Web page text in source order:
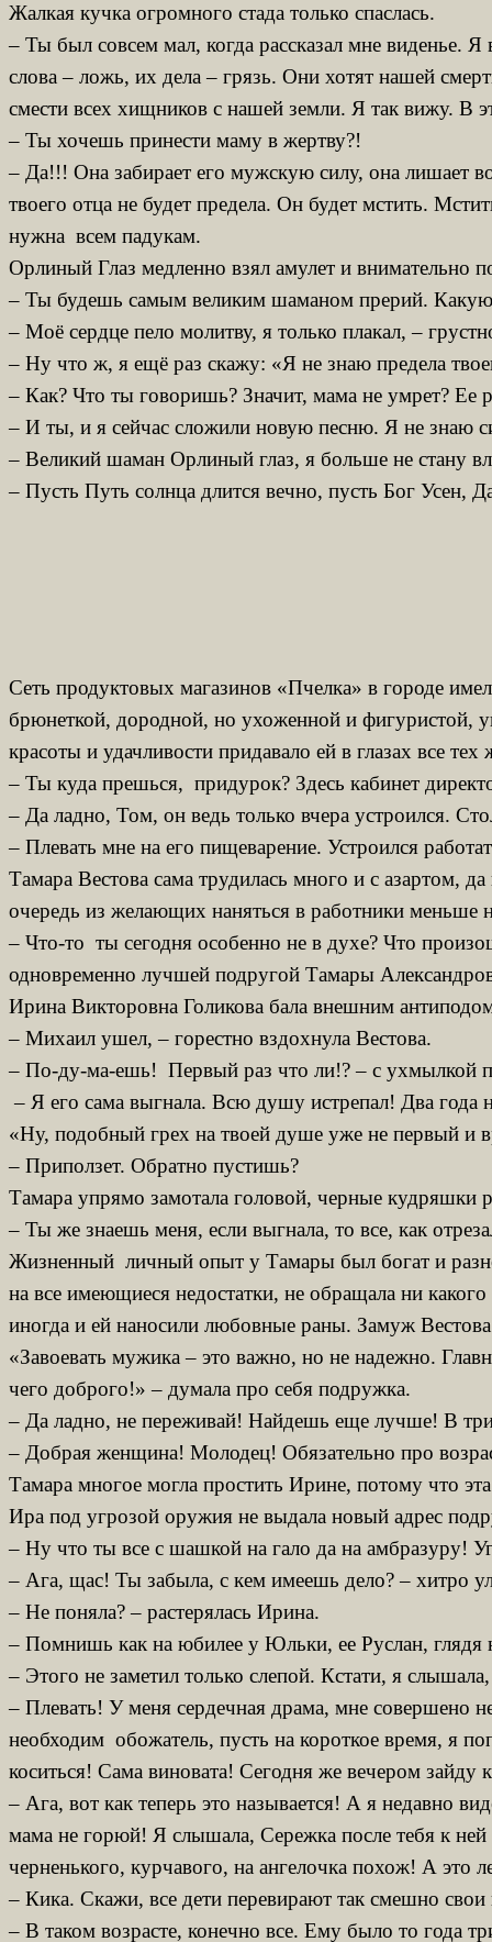
Жалкая кучка огромного стада только спаслась.
– Ты был совсем мал, когда рассказал мне
слова – ложь, их дела – грязь. Они хотят нашей
смести всех хищников с нашей земли. Я так вижу. В
– Ты хочешь принести маму в жертву?!
– Да!!! Она забирает его мужскую силу, она лишает
твоего отца не будет предела. Он будет мстить.
нужна всем падукам.
Орлиный Глаз медленно взял амулет и внимательно
– Ты будешь самым великим шаманом прерий. Какую
– Моё сердце пело молитву, я только плакал, –
– Ну что ж, я ещё раз скажу: «Я не знаю предела
– Как? Что ты говоришь? Значит, мама не умрет? Ее
– И ты, и я сейчас сложили новую песню. Я не знаю
– Великий шаман Орлиный глаз, я больше не стану
– Пусть Путь солнца длится вечно, пусть Бог
Сеть продуктовых магазинов «Пчелка» в городе
брюнеткой, дородной, но ухоженной и фигуристой,
красоты и удачливости придавало ей в глазах все
– Ты куда прешься, придурок? Здесь кабинет
– Да ладно, Том, он ведь только вчера устроился.
– Плевать мне на его пищеварение. Устроился
Тамара Вестова сама трудилась много и с азартом,
очередь из желающих наняться в работники меньше
– Что-то ты сегодня особенно не в духе? Что
одновременно лучшей подругой Тамары
Ирина Викторовна Голикова бала внешним
– Михаил ушел, – горестно вздохнула Вестова.
– По-ду-ма-ешь! Первый раз что ли!? – с ухмылкой
– Я его сама выгнала. Всю душу истрепал! Два года
«Ну, подобный грех на твоей душе уже не первый и
– Приползет. Обратно пустишь?
Тамара упрямо замотала головой, черные кудряшки
– Ты же знаешь меня, если выгнала, то все, как
Жизненный личный опыт у Тамары был богат и
на все имеющиеся недостатки, не обращала ни
иногда и ей наносили любовные раны. Замуж
«Завоевать мужика – это важно, но не надежно.
чего доброго!» – думала про себя подружка.
– Да ладно, не переживай! Найдешь еще лучше! В
– Добрая женщина! Молодец! Обязательно про
Тамара многое могла простить Ирине, потому что
Ира под угрозой оружия не выдала новый адрес
– Ну что ты все с шашкой на гало да на амбразуру!
– Ага, щас! Ты забыла, с кем имеешь дело? – хитро
– Не поняла? – растерялась Ирина.
– Помнишь как на юбилее у Юльки, ее Руслан, глядя
– Этого не заметил только слепой. Кстати, я
– Плевать! У меня сердечная драма, мне совершено
необходим обожатель, пусть на короткое время, я
коситься! Сама виновата! Сегодня же вечером зайду
– Ага, вот как теперь это называется! А я недавно
мама не горюй! Я слышала, Сережка после тебя к
черненького, курчавого, на ангелочка похож! А это
– Кика. Скажи, все дети перевирают так смешно
– В таком возрасте, конечно все. Ему было то года